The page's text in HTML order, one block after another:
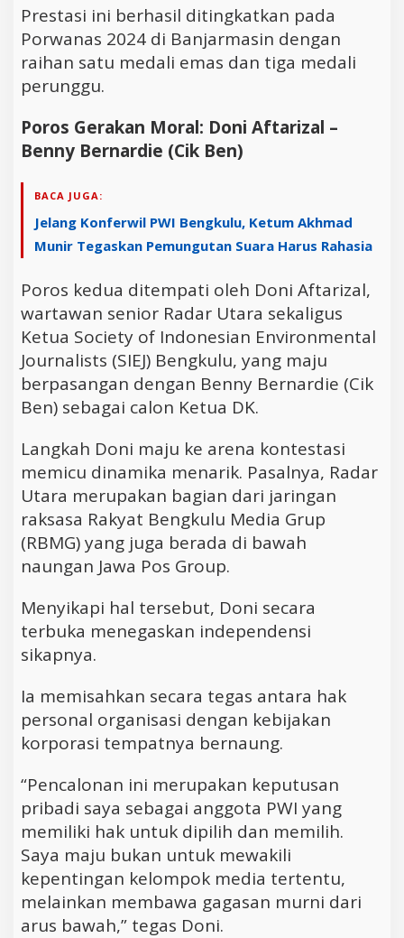
Prestasi ini berhasil ditingkatkan pada
Porwanas 2024 di Banjarmasin dengan
raihan satu medali emas dan tiga medali
perunggu.
Poros Gerakan Moral: Doni Aftarizal –
Benny Bernardie (Cik Ben)
BACA JUGA:
Jelang Konferwil PWI Bengkulu, Ketum Akhmad
Munir Tegaskan Pemungutan Suara Harus Rahasia
Poros kedua ditempati oleh Doni Aftarizal,
wartawan senior Radar Utara sekaligus
Ketua Society of Indonesian Environmental
Journalists (SIEJ) Bengkulu, yang maju
berpasangan dengan Benny Bernardie (Cik
Ben) sebagai calon Ketua DK.
Langkah Doni maju ke arena kontestasi
memicu dinamika menarik. Pasalnya, Radar
Utara merupakan bagian dari jaringan
raksasa Rakyat Bengkulu Media Grup
(RBMG) yang juga berada di bawah
naungan Jawa Pos Group.
Menyikapi hal tersebut, Doni secara
terbuka menegaskan independensi
sikapnya.
Ia memisahkan secara tegas antara hak
personal organisasi dengan kebijakan
korporasi tempatnya bernaung.
“Pencalonan ini merupakan keputusan
pribadi saya sebagai anggota PWI yang
memiliki hak untuk dipilih dan memilih.
Saya maju bukan untuk mewakili
kepentingan kelompok media tertentu,
melainkan membawa gagasan murni dari
arus bawah,” tegas Doni.